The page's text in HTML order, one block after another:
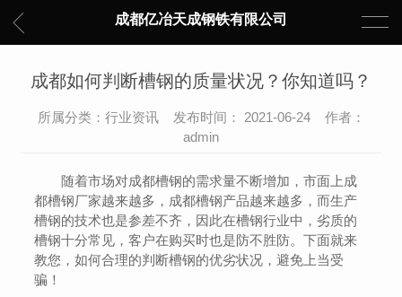
成都亿冶天成钢铁有限公司
成都如何判断槽钢的质量状况？你知道吗？
所属分类：行业资讯 发布时间： 2021-06-24 作者：
admin
随着市场对成都槽钢的需求量不断增加，市面上成
都槽钢厂家越来越多，成都槽钢产品越来越多，而生产
槽钢的技术也是参差不齐，因此在槽钢行业中，劣质的
槽钢十分常见，客户在购买时也是防不胜防。下面就来
教您，如何合理的判断槽钢的优劣状况，避免上当受
骗！